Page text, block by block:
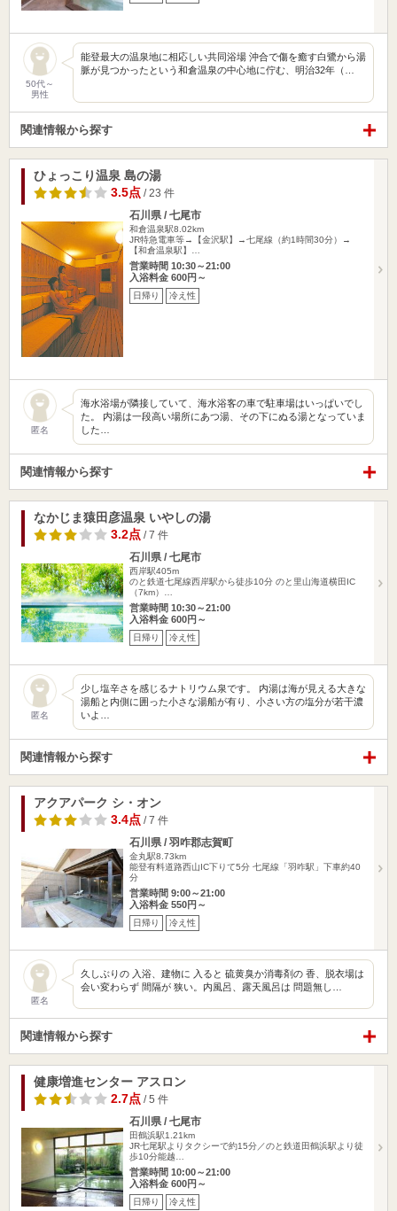
50代～
男性
能登最大の温泉地に相応しい共同浴場 沖合で傷を癒す白鷺から湯
脈が見つかったという和倉温泉の中心地に佇む、明治32年（…
関連情報から探す
ひょっこり温泉 島の湯
3.5点 / 23 件
石川県 / 七尾市
和倉温泉駅8.02km
JR特急電車等→【金沢駅】→七尾線（約1時間30分）→
【和倉温泉駅】…
営業時間 10:30～21:00
入浴料金 600円～
日帰り 冷え性
匿名
海水浴場が隣接していて、海水浴客の車で駐車場はいっぱいでし
た。 内湯は一段高い場所にあつ湯、その下にぬる湯となっていま
した…
関連情報から探す
なかじま猿田彦温泉 いやしの湯
3.2点 / 7 件
石川県 / 七尾市
西岸駅405m
のと鉄道七尾線西岸駅から徒歩10分 のと里山海道横田IC
（7km）…
営業時間 10:30～21:00
入浴料金 600円～
日帰り 冷え性
匿名
少し塩辛さを感じるナトリウム泉です。 内湯は海が見える大きな
湯船と内側に囲った小さな湯船が有り、小さい方の塩分が若干濃
いよ…
関連情報から探す
アクアパーク シ・オン
3.4点 / 7 件
石川県 / 羽咋郡志賀町
金丸駅8.73km
能登有料道路西山IC下りて5分 七尾線「羽咋駅」下車約40
分
営業時間 9:00～21:00
入浴料金 550円～
日帰り 冷え性
匿名
久しぶりの 入浴、建物に 入ると 硫黄臭か消毒剤の 香、脱衣場は
会い変わらず 間隔が 狭い。内風呂、露天風呂は 問題無し…
関連情報から探す
健康増進センター アスロン
2.7点 / 5 件
石川県 / 七尾市
田鶴浜駅1.21km
JR七尾駅よりタクシーで約15分／のと鉄道田鶴浜駅より徒
歩10分能越…
営業時間 10:00～21:00
入浴料金 600円～
日帰り 冷え性